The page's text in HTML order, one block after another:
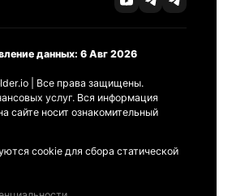
данных: 6 Авг 2026
| Все права защищены.
услуг. Вся информация
сайте носит ознакомительный
cookie для сбора статической